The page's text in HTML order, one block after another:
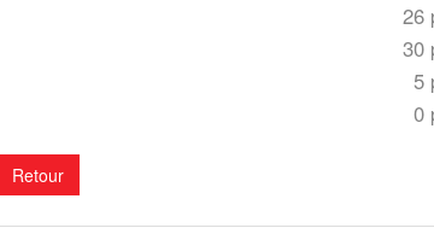
26
30
5
0
Retour